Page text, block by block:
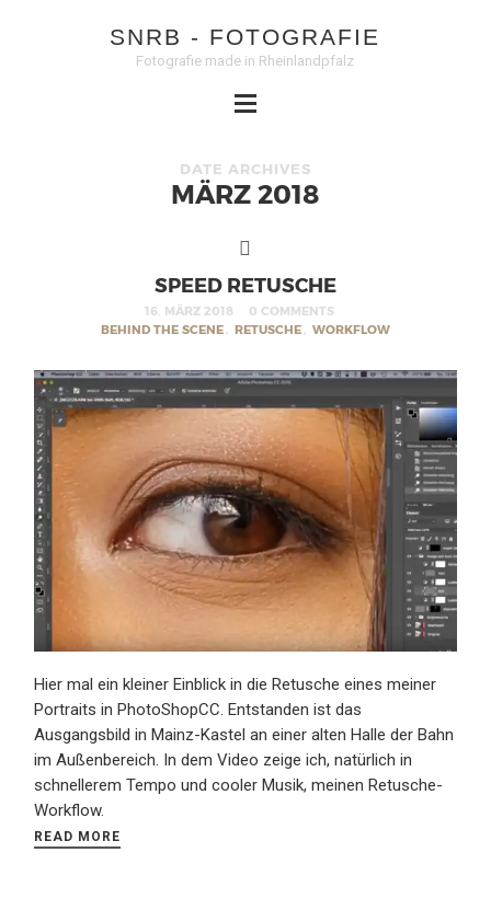
SNRB - FOTOGRAFIE
Fotografie made in Rheinlandpfalz
DATE ARCHIVES
MÄRZ 2018
SPEED RETUSCHE
16. MÄRZ 2018
0 COMMENTS
BEHIND THE SCENE , RETUSCHE , WORKFLOW
Hier mal ein kleiner Einblick in die Retusche eines meiner
Portraits in PhotoShopCC. Entstanden ist das
Ausgangsbild in Mainz-Kastel an einer alten Halle der Bahn
im Außenbereich. In dem Video zeige ich, natürlich in
schnellerem Tempo und cooler Musik, meinen Retusche-
Workflow.
READ MORE